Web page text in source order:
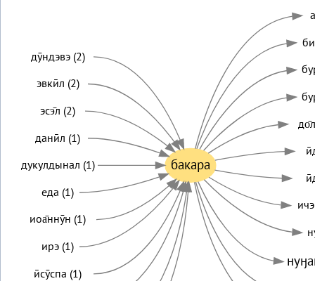
бакара
дӯндэвэ (2)
эвкӣл (2)
эсэ̄л (2)
данӣл (1)
дукулдынал (1)
еда (1)
иоа̄ннӯн (1)
ирэ (1)
ӣсӯспа (1)